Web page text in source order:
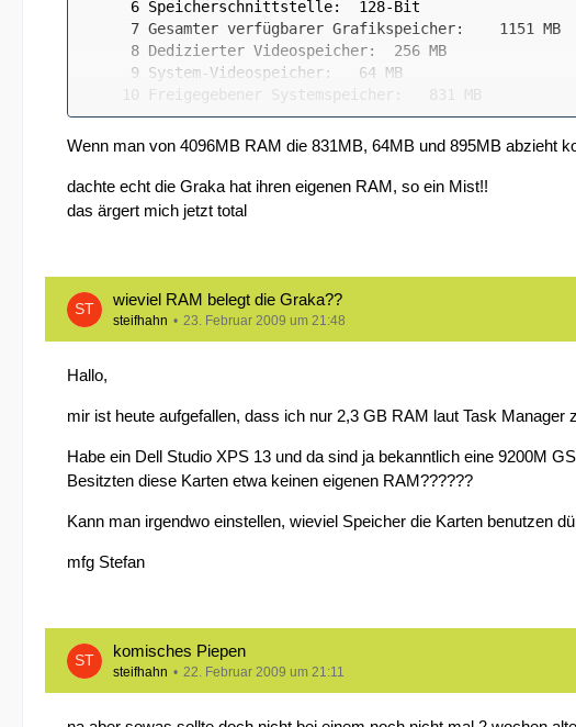
Wenn man von 4096MB RAM die 831MB, 64MB und 895MB abzieht
dachte echt die Graka hat ihren eigenen RAM, so ein Mist!!
das ärgert mich jetzt total
wieviel RAM belegt die Graka??
steifhahn 23. Februar 2009 um 21:48
Hallo,
mir ist heute aufgefallen, dass ich nur 2,3 GB RAM laut Task Manager
Habe ein Dell Studio XPS 13 und da sind ja bekanntlich eine 9200M
Besitzten diese Karten etwa keinen eigenen RAM??????
Kann man irgendwo einstellen, wieviel Speicher die Karten benutzen
mfg Stefan
komisches Piepen
steifhahn 22. Februar 2009 um 21:11